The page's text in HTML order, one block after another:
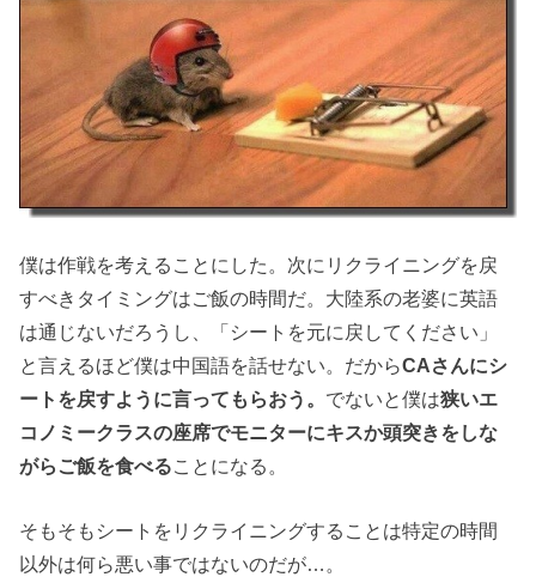
僕は作戦を考えることにした。次にリクライニングを戻
すべきタイミングはご飯の時間だ。大陸系の老婆に英語
は通じないだろうし、「シートを元に戻してください」
と言えるほど僕は中国語を話せない。だからCAさんにシ
ートを戻すように言ってもらおう。 でないと僕は狭いエ
コノミークラスの座席でモニターにキスか頭突きをしな
がらご飯を食べることになる。
そもそもシートをリクライニングすることは特定の時間
以外は何ら悪い事ではないのだが…。